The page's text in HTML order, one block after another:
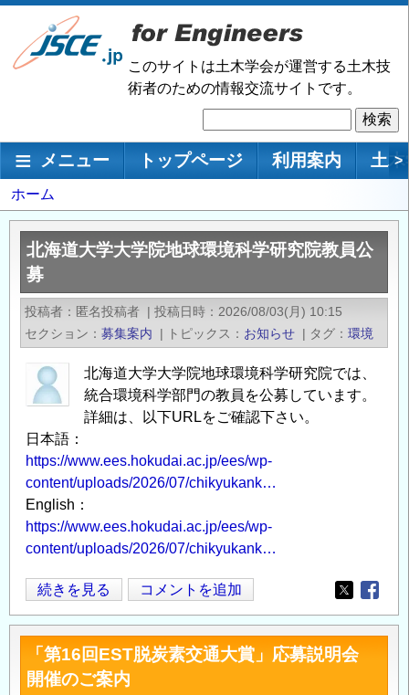
メ
ン
移
このサイトは土木学会が運営する土木技
術者のための情報交流サイトです。
索
メインナビゲーション
メニュー トップページ 利用案内 土 >
パ
ン
く
ず
ホーム
北海道大学大学院地球環境科学研究院教員公
募
投稿者 匿名投稿者 | 投稿日時
2026/08/03(月) 10:15
セクション
募集案内 | トピックス お知らせ | タグ 環境
北海道大学大学院地球環境科学研究院では、
統合環境科学部⾨の教員を公募しています。
詳細は、以下URLをご確認下さい。
日本語：
https://www.ees.hokudai.ac.jp/ees/wp-
content/uploads/2026/07/chikyukank…
English：
https://www.ees.hokudai.ac.jp/ees/wp-
content/uploads/2026/07/chikyukank…
北
海
道
大
学
続きを見る コメントを追加
Opens in
「第16回EST脱炭素交通大賞」応募説明会
開催のご案内